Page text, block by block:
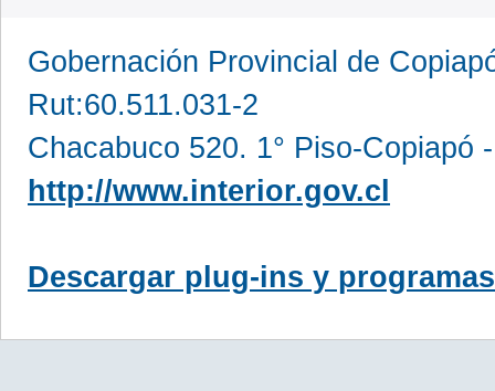
Gobernación Provincial de
Rut:60.511.031-2
Chacabuco 520. 1° Piso-Copiapó
http://www.interior.gov.cl
Descargar plug-ins y